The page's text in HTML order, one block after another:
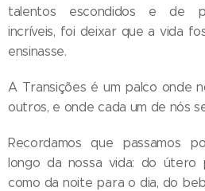
talentos escondidos e de
incríveis, foi deixar que a vida
ensinasse.
A Transições é um palco onde
outros, e onde cada um de nós
Recordamos que passamos
longo da nossa vida: do útero
como da noite para o dia, do